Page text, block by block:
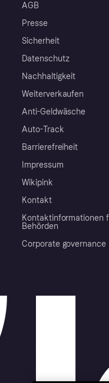
AGB
Presse
Sicherheit
Datenschutz
Nachhaltigkeit
Weiterverkaufen
Anti-Geldwäsche
Auto-Track
Barrierefreiheit
Impressum
Wikipink
Kontakt
Kontaktinformationen
Behörden
Corporate governance